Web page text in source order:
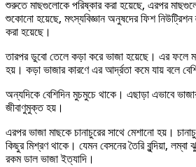
শুরুতে মাছগুলোকে পরিষ্কার করা হয়েছে, এরপর
শুকোনো হয়েছে, মৎস্যবিজ্ঞান অনুষদের ফিশ নিউট্রিশন
করা হয়েছে।
তারপর ডুবো তেলে কড়া করে ভাজা হয়েছে। এর ফলে
হয়। কড়া ভাজার কারণে এর আর্দ্রতা কমে যায় বলে
অন্যদিকে বেশিদিন মুচমুচে থাকে। এছাড়া এভাবে
জীবাণুমুক্ত হয়।
এরপর ভাজা মাছকে চানাচুরের সাথে মেশানো হয়।
কিছুর মিশ্রণ থাকে। যেমন বেসনের তৈরি বুন্দিয়া, লম্বা
রকম ডাল ভাজা ইত্যাদি।